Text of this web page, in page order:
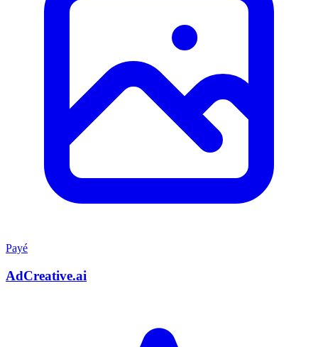
Payé
AdCreative.ai